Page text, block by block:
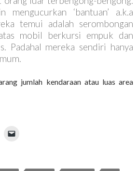
mengucurkan ‘bantuan’ a.k.a
temui adalah serombongan
mobil berkursi empuk dan
Padahal mereka sendiri hanya
jumlah kendaraan atau luas area